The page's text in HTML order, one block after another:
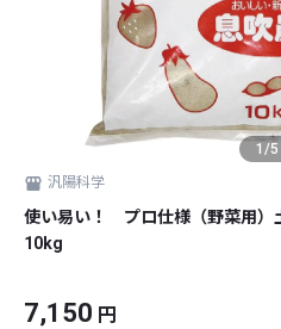
1 /5
汎陽科学
使い易い！ プロ仕様（野菜用
10kg
7,150 円